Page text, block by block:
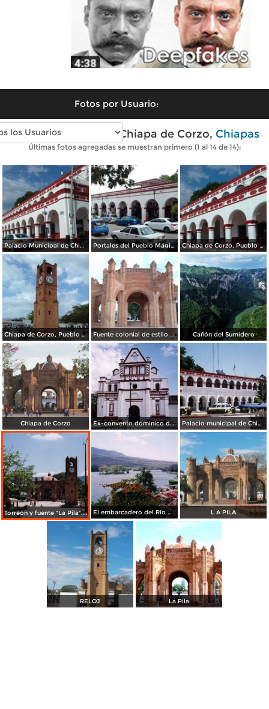
Fotos por Usuario:
Fotos modernas de Chiapa de Corzo, Chiapas
Últimas fotos agregadas se muestran primero (1 al 14 de 14):
Palacio Municipal de Chiapa de Corzo. Julio/2018 Portales del Pueblo Mágico de Chiapa de Corzo. Julio/2018 Chiapa de Corzo, Pueblo Mágico. Julio/2018
Chiapa de Corzo, Pueblo Mágico. Julio/2018 Fuente colonial de estilo mudéjar. Julio/2018 Cañón del Sumidero
Chiapa de Corzo Ex-convento dominico del siglo XVI. Chiapa de Corzo. 2002 Palacio municipal de Chiapa de Corzo. 2004
Torreón y fuente "La Pila", construida en 1562. Chiapa de Corzo. 2004 El embarcadero del Río Grijalva. Chiapa de Corzo, Chiapas L A PILA
RELOJ La Pila